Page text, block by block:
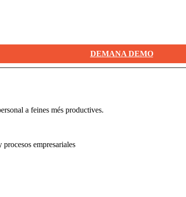
DEMANA DEMO
a feines més productives.